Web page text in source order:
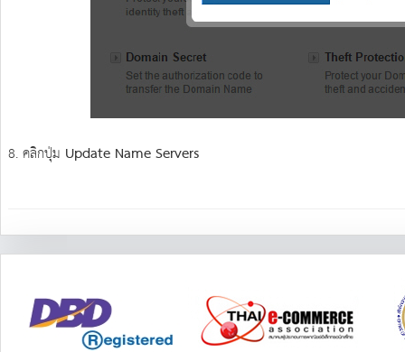
8. คลิกปุ่ม Update Name Servers